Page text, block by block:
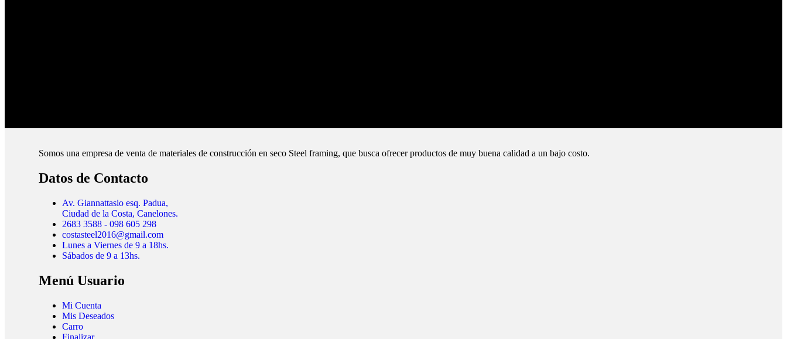
Somos una empresa de venta de materiales de construcción en seco Steel framing, que busca ofrecer productos de muy buena calidad a un bajo costo.
Datos de Contacto
Av. Giannattasio esq. Padua,
Ciudad de la Costa, Canelones.
2683 3588 - 098 605 298
costasteel2016@gmail.com
Lunes a Viernes de 9 a 18hs.
Sábados de 9 a 13hs.
Menú Usuario
Mi Cuenta
Mis Deseados
Carro
Finalizar